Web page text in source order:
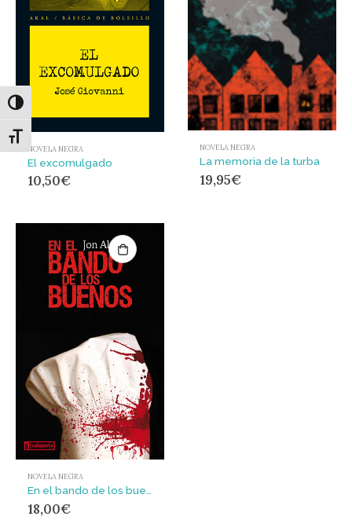
Alternar alto contraste
Alternar tamaño de letra
NOVELA NEGRA
El excomulgado
10,50€
NOVELA NEGRA
La memoria de la turba
19,95€
NOVELA NEGRA
18,00€